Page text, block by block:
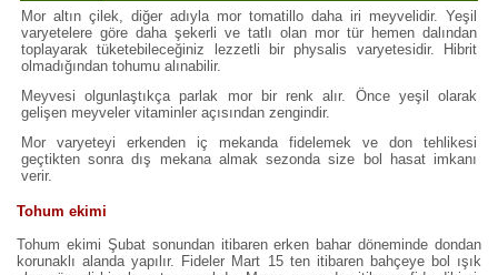
Mor altın çilek, diğer adıyla mor tomatillo daha iri meyvelidir. Yeşil
varyetelere göre daha şekerli ve tatlı olan mor tür hemen dalından
toplayarak tüketebileceğiniz lezzetli bir physalis varyetesidir. Hibrit
olmadığından tohumu alınabilir.
Meyvesi olgunlaştıkça parlak mor bir renk alır. Önce yeşil olarak
gelişen meyveler vitaminler açısından zengindir.
Mor varyeteyi erkenden iç mekanda fidelemek ve don tehlikesi
geçtikten sonra dış mekana almak sezonda size bol hasat imkanı
verir.
Tohum ekimi
Tohum ekimi Şubat sonundan itibaren erken bahar döneminde dondan
korunaklı alanda yapılır. Fideler Mart 15 ten itibaren bahçeye bol ışık